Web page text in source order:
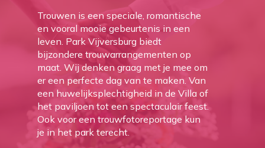
Trouwen is een speciale, romantische
en vooral mooie gebeurtenis in een
leven. Park Vijversburg biedt
bijzondere trouwarrangementen op
maat. Wij denken graag met je mee om
er een perfecte dag van te maken. Van
een huwelijksplechtigheid in de Villa of
het paviljoen tot een spectaculair feest.
Ook voor een trouwfotoreportage kun
je in het park terecht.